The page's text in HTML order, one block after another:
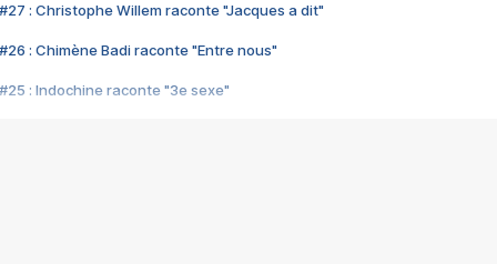
#27 : Christophe Willem raconte "Jacques a dit"
#26 : Chimène Badi raconte "Entre nous"
#25 : Indochine raconte "3e sexe"